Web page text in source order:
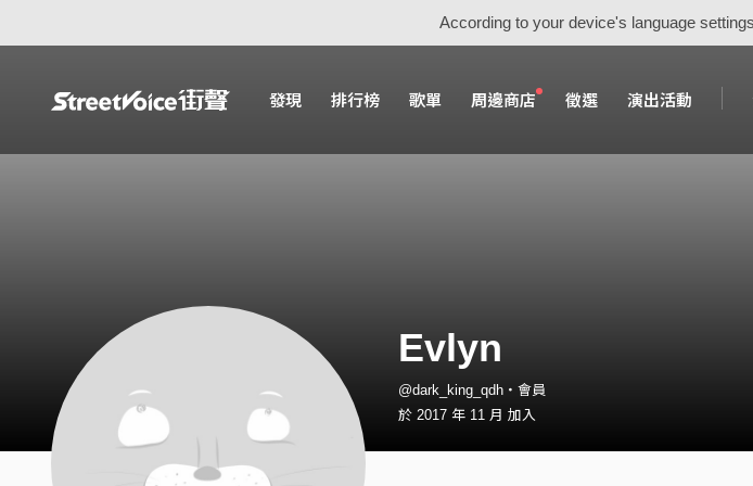
According to your device's language
發現 排行榜 歌單 周邊商店 徵選 演出活動
Evlyn
@dark_king_qdh・會員
於 2017 年 11 月 加入